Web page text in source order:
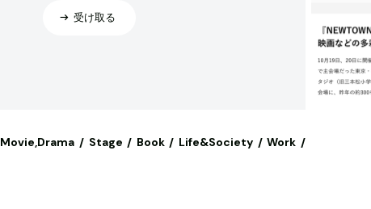
受け取る
Movie,Drama Stage Book Life&Society
Work